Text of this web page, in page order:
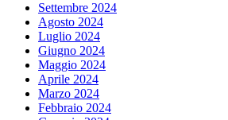
Settembre 2024
Agosto 2024
Luglio 2024
Giugno 2024
Maggio 2024
Aprile 2024
Marzo 2024
Febbraio 2024